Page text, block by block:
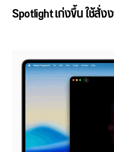
Spotlight เก่งขึ้น ใช้สั่